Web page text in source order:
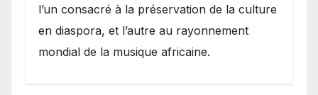
l’un consacré à la préservation de la culture
en diaspora, et l’autre au rayonnement
mondial de la musique africaine.